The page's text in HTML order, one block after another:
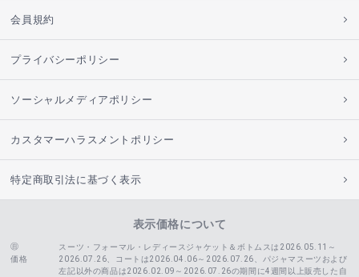
会員規約
プライバシーポリシー
ソーシャルメディアポリシー
カスタマーハラスメントポリシー
特定商取引法に基づく表示
表示価格について
価格
スーツ・フォーマル・レディースジャケット＆ボトムスは2026.05.11～
2026.07.26、コートは2026.04.06～2026.07.26、
パジャマスーツおよび
左記以外の商品は2026.02.09～2026.07.26の期間に4週間以上販売した自